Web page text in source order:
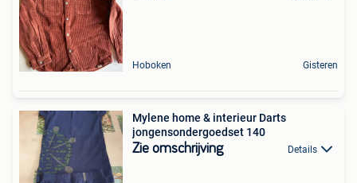
Hoboken Gisteren
Mylene home & interieur Darts
jongensondergoedset 140
Zie omschrijving Details